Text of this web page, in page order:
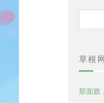
索
草根
那面旗